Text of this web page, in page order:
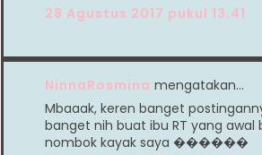
28 Agustus 2017 pukul 13.41
NinnaRosmina mengatakan…
Mbaaak, keren banget
banget nih buat ibu RT yang awal
nombok kayak saya ������